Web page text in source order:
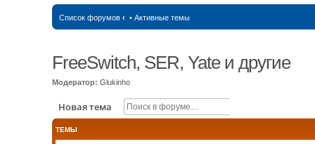
Список форумов ‹ • Активные темы
FreeSwitch, SER, Yate и другие
Модератор: Glukinho
Новая тема
ТЕМЫ